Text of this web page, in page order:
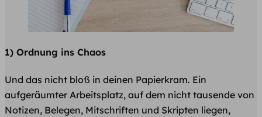
1) Ordnung ins Chaos
Und das nicht bloß in deinen Papierkram. Ein
aufgeräumter Arbeitsplatz, auf dem nicht tausende von
Notizen, Belegen, Mitschriften und Skripten liegen,